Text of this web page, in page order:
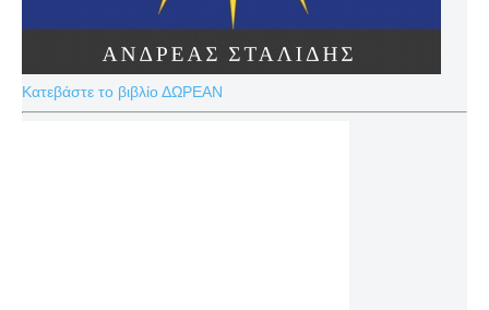
Κατεβάστε το βιβλίο ΔΩΡΕΑΝ